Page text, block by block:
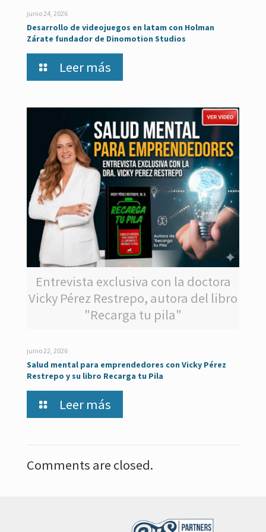
junio 24, 2026
Desarrollo de videojuegos en latam con Holman
Zárate fundador de Dinomotion Studios
Leer más
Entrevista exclusiva con la doctora
Vicky Pérez Restrepo, autora del libro
"Recarga tu pila"
junio 22, 2026
Salud mental para emprendedores con Vicky Pérez
Restrepo y su libro Recarga tu Pila
Leer más
Comments are closed.